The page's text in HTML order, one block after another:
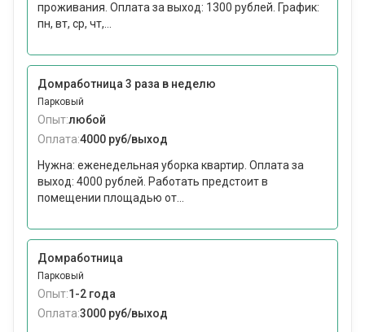
проживания. Оплата за выход: 1300 рублей. График:
пн, вт, ср, чт,...
Домработница 3 раза в неделю
Парковый
Опыт:любой
Оплата:4000 руб/выход
Нужна: еженедельная уборка квартир. Оплата за
выход: 4000 рублей. Работать предстоит в
помещении площадью от...
Домработница
Парковый
Опыт:1-2 года
Оплата:3000 руб/выход